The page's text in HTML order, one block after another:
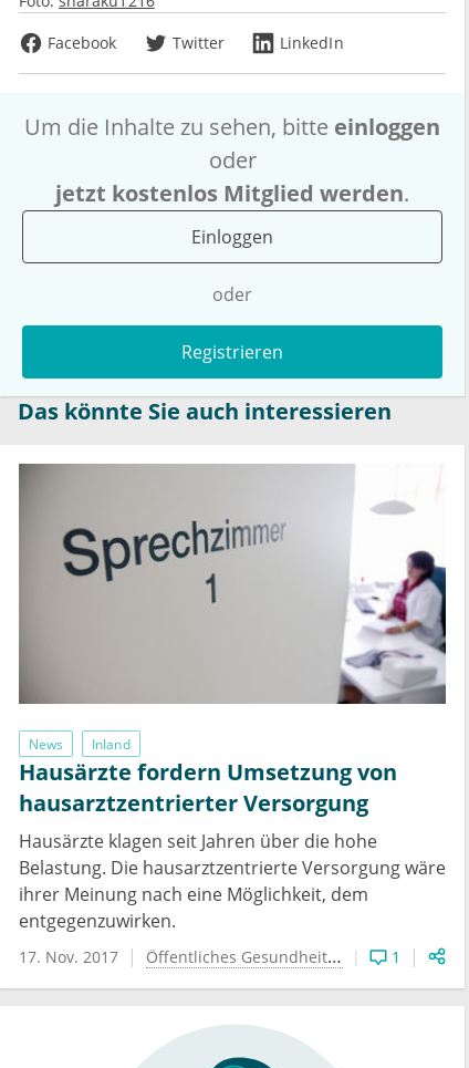
Facebook
Twitter LinkedIn
Um die Inhalte zu sehen, bitte einloggen
oder
jetzt kostenlos Mitglied werden.
Einloggen
oder
Registrieren
Das könnte Sie auch interessieren
News Inland
Hausärzte fordern Umsetzung von
hausarztzentrierter Versorgung
Hausärzte klagen seit Jahren über die hohe
Belastung. Die hausarztzentrierte Versorgung wäre
ihrer Meinung nach eine Möglichkeit, dem
entgegenzuwirken.
17. Nov. 2017 Öffentliches Gesundheitswesen 1